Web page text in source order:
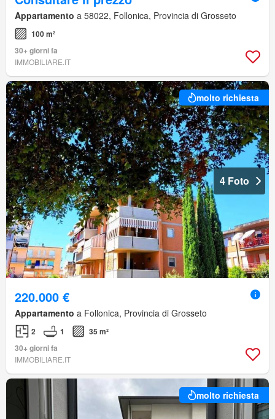
Appartamento a 58022, Follonica, Provincia di Grosseto
100 m²
30+ giorni fa
IMMOBILIARE.IT
molto richiesta
4 Foto
220.000 €
Appartamento a Follonica, Provincia di Grosseto
2 1
35 m²
30+ giorni fa
IMMOBILIARE.IT
molto richiesta